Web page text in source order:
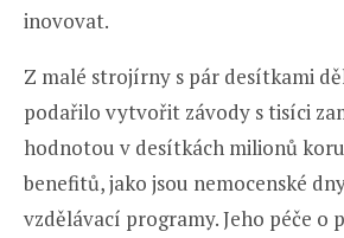
inovovat.
Z malé strojírny s pár desítkami
podařilo vytvořit závody s tisíci
hodnotou v desítkách milionů
benefitů, jako jsou nemocenské
vzdělávací programy. Jeho péče o